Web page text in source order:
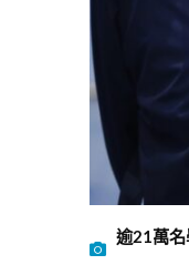
逾21萬